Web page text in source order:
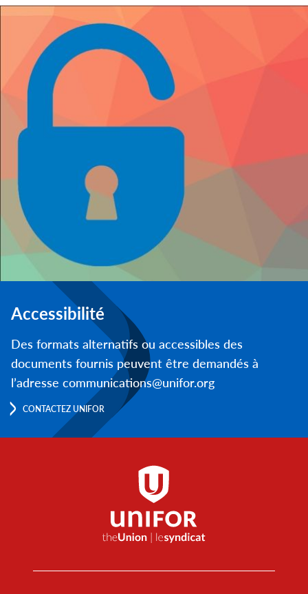
Accessibilité
Des formats alternatifs ou accessibles des
documents fournis peuvent être demandés à
l’adresse communications@unifor.org
CONTACTEZ UNIFOR